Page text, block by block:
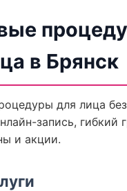
в Брянск
для лица без
запись, гибкий
и акции.